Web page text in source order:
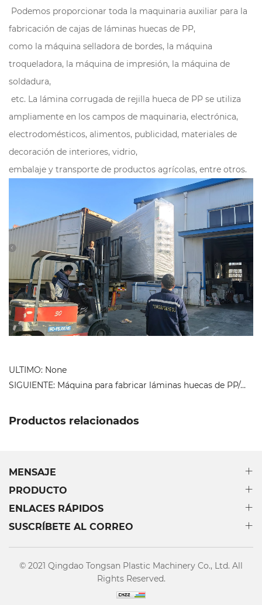
Podemos proporcionar toda la maquinaria auxiliar para la
fabricación de cajas de láminas huecas de PP,
como la máquina selladora de bordes, la máquina
troqueladora, la máquina de impresión, la máquina de
soldadura,
etc. La lámina corrugada de rejilla hueca de PP se utiliza
ampliamente en los campos de maquinaria, electrónica,
electrodomésticos, alimentos, publicidad, materiales de
decoración de interiores, vidrio,
embalaje y transporte de productos agrícolas, entre otros.
ULTIMO: None
SIGUIENTE: Máquina para fabricar láminas huecas de PP/máquina para fabricar láminas corrugadas de PP
Productos relacionados
MENSAJE
PRODUCTO
ENLACES RÁPIDOS
SUSCRÍBETE AL CORREO
© 2021 Qingdao Tongsan Plastic Machinery Co., Ltd. All
Rights Reserved.